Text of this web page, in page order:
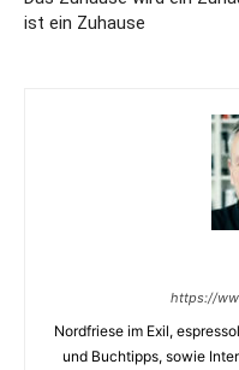
ist ein Zuhause
https://
Nordfriese im Exil,
und Buchtipps, sowie